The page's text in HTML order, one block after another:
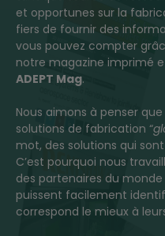
et opportunes sur la
fiers de fournir des
vous pouvez compter
notre magazine imprimé
ADEPT Mag.
Nous aimons à penser
solutions de fabrication “
mot, des solutions qui
C’est pourquoi nous
des partenaires du
puissent facilement
correspond le mieux à